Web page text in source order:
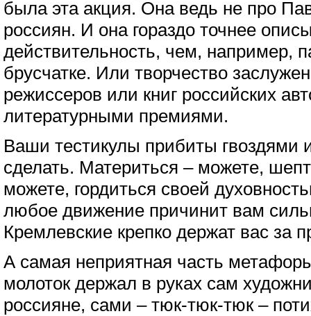
была эта акция. Она ведь не про
россиян. И она гораздо точнее
действительность, чем, например,
брусчатке. Или творчество
режиссеров или книг российских
литературными премиями.
Ваши тестикулы прибиты гвоздями
сделать. Материться – можете,
можете, гордиться своей
любое движение причинит вам
Кремлевские крепко держат вас за
А самая неприятная часть
молоток держал в руках сам
россияне, сами – тюк-тюк-тюк –